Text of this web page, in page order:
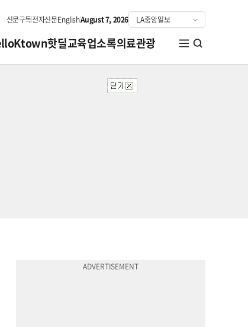
신문구독전자신문EnglishAugust 7, 2026
핫딜교육업소록의료관광